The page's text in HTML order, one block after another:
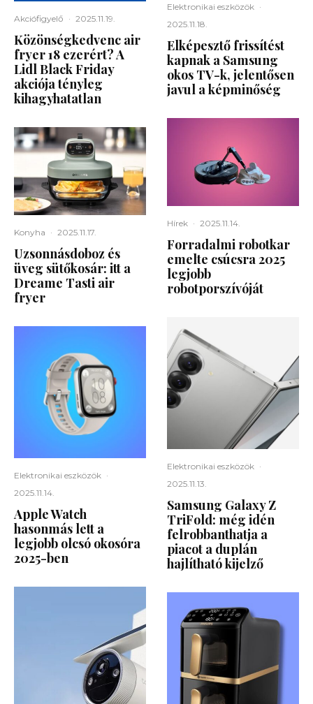
Akciófigyelő · 2025.11.19.
Közönségkedvenc air
fryer 18 ezerért? A
Lidl Black Friday
akciója tényleg
kihagyhatatlan
Konyha · 2025.11.17.
Uzsonnásdoboz és
üveg sütőkosár: itt a
Dreame Tasti air
fryer
Elektronikai eszközök ·
2025.11.14.
Apple Watch
hasonmás lett a
legjobb olcsó okosóra
2025-ben
Elektronikai eszközök ·
2025.11.18.
Elképesztő frissítést
kapnak a Samsung
okos TV-k, jelentősen
javul a képminőség
Hírek · 2025.11.14.
Forradalmi robotkar
emelte csúcsra 2025
legjobb
robotporszívóját
Elektronikai eszközök ·
2025.11.13.
Samsung Galaxy Z
TriFold: még idén
felrobbanthatja a
piacot a duplán
hajlítható kijelző